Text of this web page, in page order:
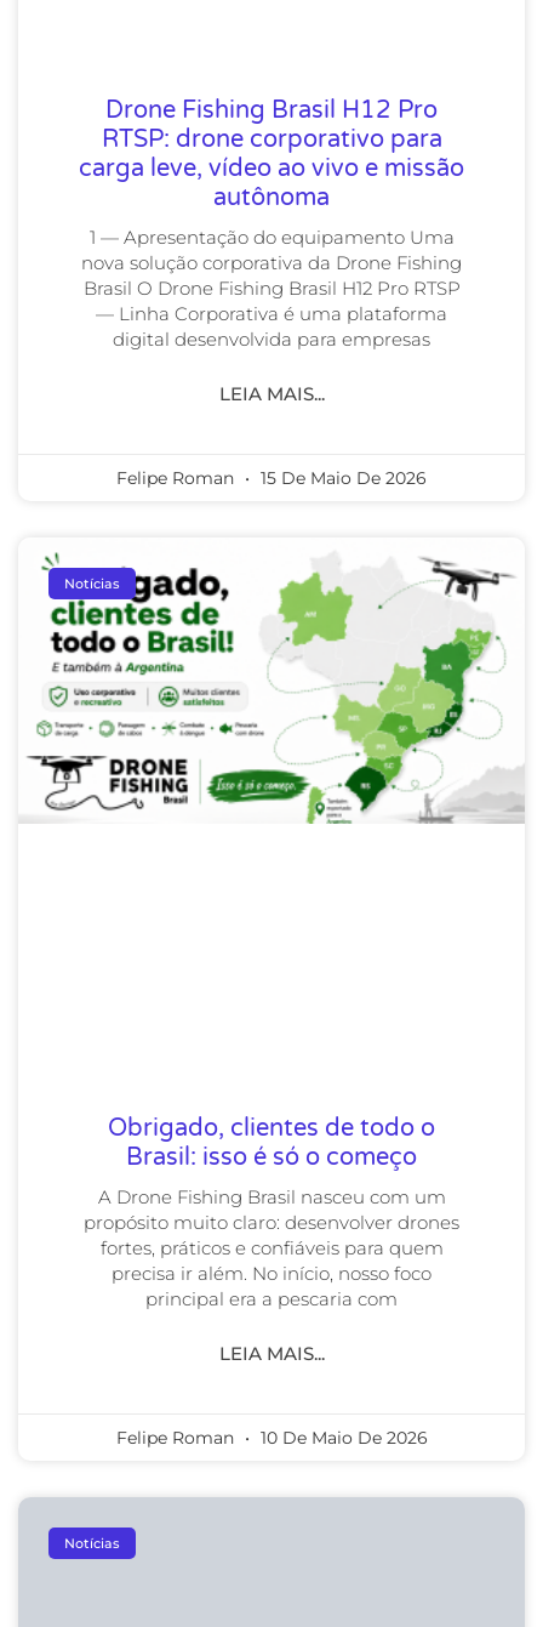
Drone Fishing Brasil H12 Pro
RTSP: drone corporativo para
carga leve, vídeo ao vivo e missão
autônoma
1 — Apresentação do equipamento Uma
nova solução corporativa da Drone Fishing
Brasil O Drone Fishing Brasil H12 Pro RTSP
— Linha Corporativa é uma plataforma
digital desenvolvida para empresas
LEIA MAIS...
Felipe Roman 15 De Maio De 2026
Notícias
Obrigado, clientes de todo o
Brasil: isso é só o começo
A Drone Fishing Brasil nasceu com um
propósito muito claro: desenvolver drones
fortes, práticos e confiáveis para quem
precisa ir além. No início, nosso foco
principal era a pescaria com
LEIA MAIS...
Felipe Roman 10 De Maio De 2026
Notícias